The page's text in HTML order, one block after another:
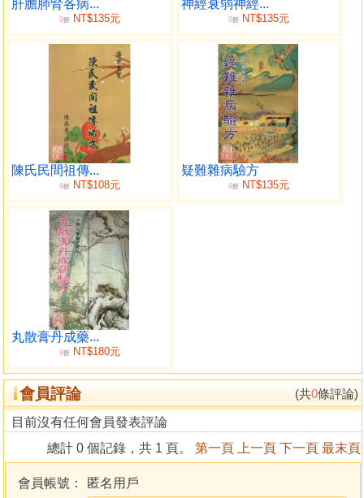
（四）呃逆的起因和驗方
１呃逆驗方
２呃逆針灸療法
（五）反胃、噎膈的起因和驗方
１反胃驗方
２噎膈驗方
３噎膈反胃驗方
（六）胃下垂與胃擴張的起因和驗方
１胃下垂驗方
２胃擴張驗方
（七）胃酸過多或過少的起因和驗方
１胃酸過多驗方
２胃酸過少驗方
（八）胃炎的起因和驗方
１胃炎驗方
２胃腸炎針灸療法
（九）胃潰瘍（胃癰）的起因和驗方
（十）胃出血的起因和驗方
（十一）烏貝散治療各種胃病報告
肝膽肺腎各病...
9折NT$135元
神經衰弱神經...
9折 NT$135元
陳氏民間祖傳...
9折NT$108元
疑難雜病驗方
9折 NT$135元
丸散膏丹成藥...
9折NT$180元
會員評論 (共0條評論)
目前沒有任何會員發表評論
總計 0 個記錄，共 1 頁。 第一頁 上一頁 下一頁 最末頁
會員帳號：
匿名用戶